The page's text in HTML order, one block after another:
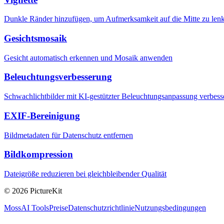
Dunkle Ränder hinzufügen, um Aufmerksamkeit auf die Mitte zu
Gesichtsmosaik
Gesicht automatisch erkennen und Mosaik anwenden
Beleuchtungsverbesserung
Schwachlichtbilder mit KI-gestützter Beleuchtungsanpassung
EXIF-Bereinigung
Bildmetadaten für Datenschutz entfernen
Bildkompression
Dateigröße reduzieren bei gleichbleibender Qualität
© 2026 PictureKit
MossAI ToolsPreiseDatenschutzrichtlinieNutzungsbedingungen